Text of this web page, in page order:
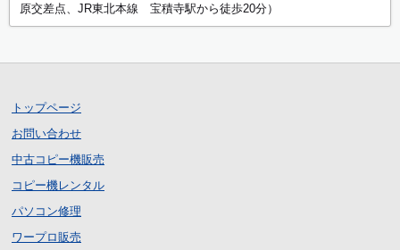
原交差点、JR東北本線 宝積寺駅から徒歩20分）
トップページ
お問い合わせ
中古コピー機販売
コピー機レンタル
パソコン修理
ワープロ販売